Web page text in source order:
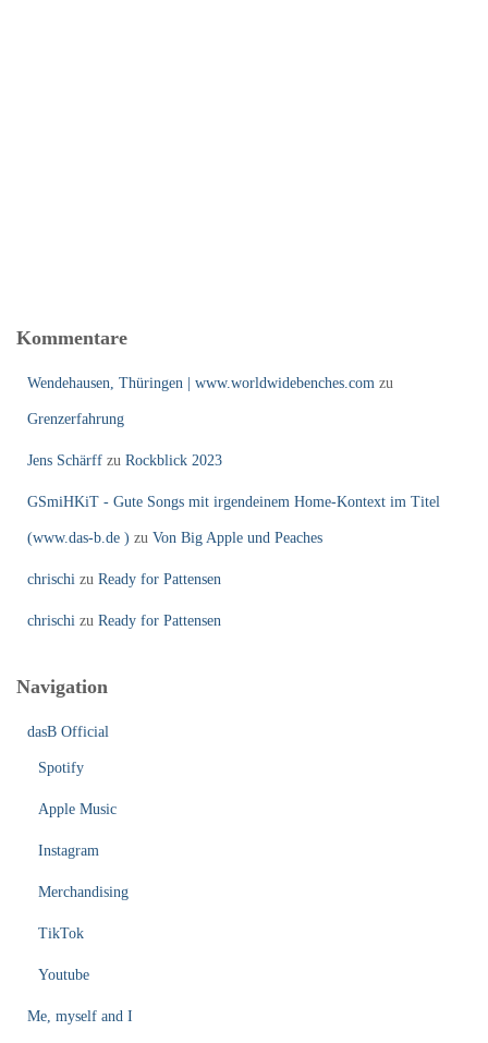
Kommentare
Wendehausen, Thüringen | www.worldwidebenches.com zu
Grenzerfahrung
Jens Schärff zu Rockblick 2023
GSmiHKiT - Gute Songs mit irgendeinem Home-Kontext im Titel
(www.das-b.de ) zu Von Big Apple und Peaches
chrischi zu Ready for Pattensen
chrischi zu Ready for Pattensen
Navigation
dasB Official
Spotify
Apple Music
Instagram
Merchandising
TikTok
Youtube
Me, myself and I